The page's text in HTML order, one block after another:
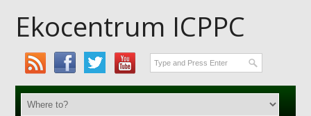
Ekocentrum ICPPC